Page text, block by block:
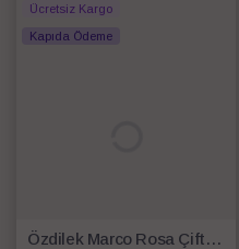
Ücretsiz Kargo
Kapıda Ödeme
Özdilek Marco Rosa Çift Kişilik Nevresim Takımı Beyaz